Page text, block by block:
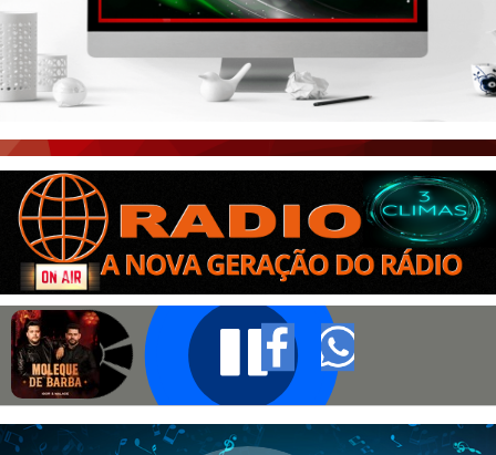
ÚLTIMAS POSTAGENS
BOAS NOTÍCIAS...VIRAM MANCHETE!
CEARÁ BRASIL NOTÍCIAS
CEARÁ BRASIL MUNDO 1
BRASIL DE FATO
NOTÍCIAS GERAIS
CONECTE-SE
REGISTO